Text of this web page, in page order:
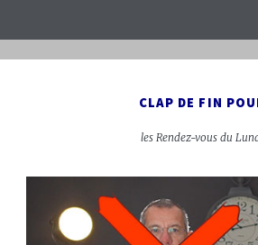
CLAP DE FIN
les Rendez-vous du